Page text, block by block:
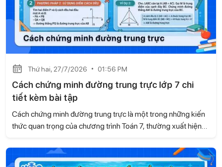
Thứ hai, 27/7/2026 01:56 PM
Cách chứng minh đường trung trực lớp 7 chi
tiết kèm bài tập
Cách chứng minh đường trung trực là một trong những kiến
thức quan trọng của chương trình Toán 7, thường xuất hiện
Học là Giỏi sẽ hướng dẫn chi tiết các cách chứng minh
đường trung trực dựa trên kiến thức của sách Kết nối tri thức